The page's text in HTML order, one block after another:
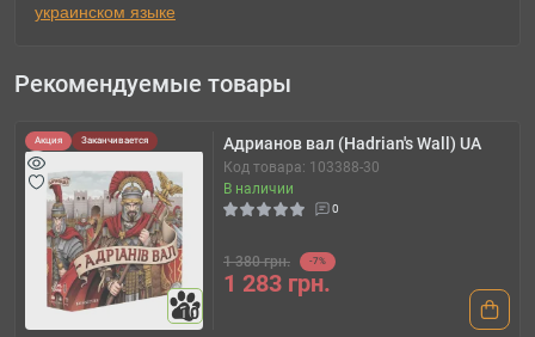
украинском языке
Рекомендуемые товары
Акция Заканчивается
10
Адрианов вал (Hadrian's Wall) UA
Код товара: 103388-30
В наличии
0
1 380 грн. -7%
1 283 грн.